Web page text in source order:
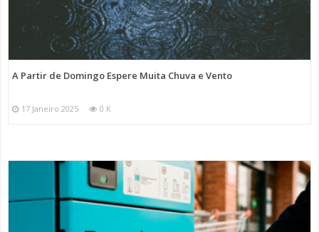
A Partir de Domingo Espere Muita Chuva e Vento
17 Janeiro 2025 0 K